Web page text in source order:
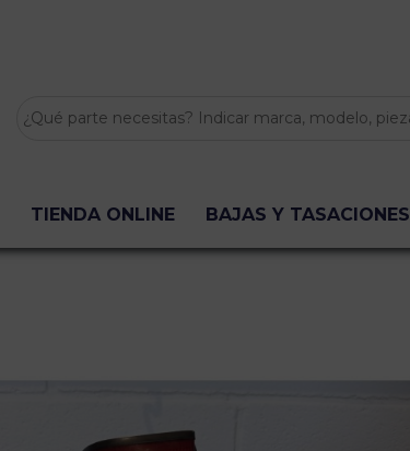
TIENDA ONLINE BAJAS Y TASACIONES